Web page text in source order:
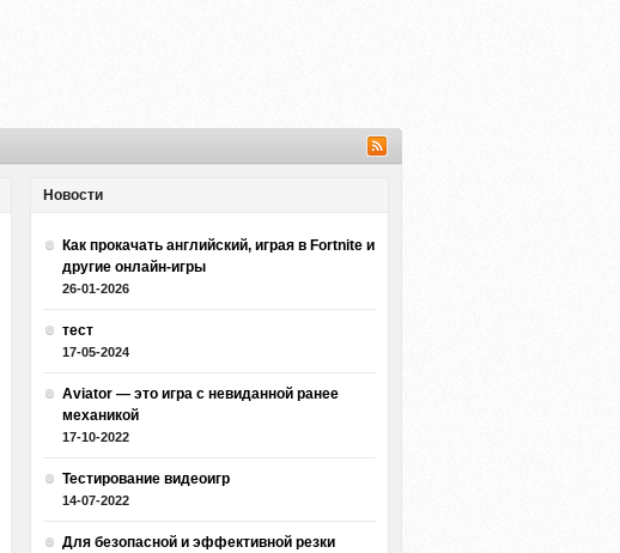
Новости
Как прокачать английский, играя в Fortnite и
другие онлайн-игры
26-01-2026
тест
17-05-2024
Aviator — это игра с невиданной ранее
механикой
17-10-2022
Тестирование видеоигр
14-07-2022
Для безопасной и эффективной резки